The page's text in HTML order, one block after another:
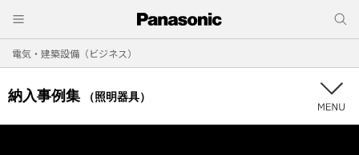
電気・建築設備（ビジネス）
納入事例集 （照明器具）